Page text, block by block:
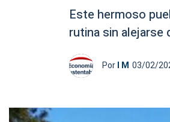
Este hermoso
rutina sin alejarse
PorI M 03/02/